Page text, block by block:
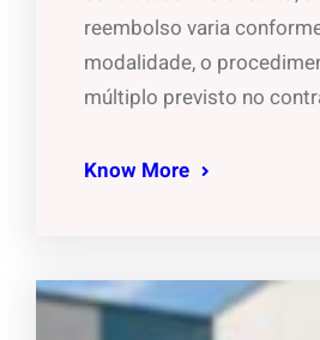
reembolso varia
modalidade, o
múltiplo previsto no
Know More